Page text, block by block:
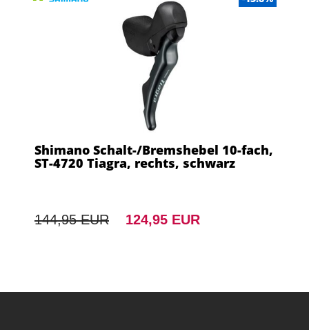
Shimano Schalt-/Bremshebel 10-fach,
ST-4720 Tiagra, rechts, schwarz
144,95 EUR 124,95 EUR